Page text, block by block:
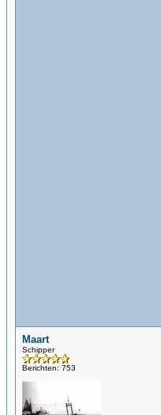
Maart
Schipper
Berichten: 753